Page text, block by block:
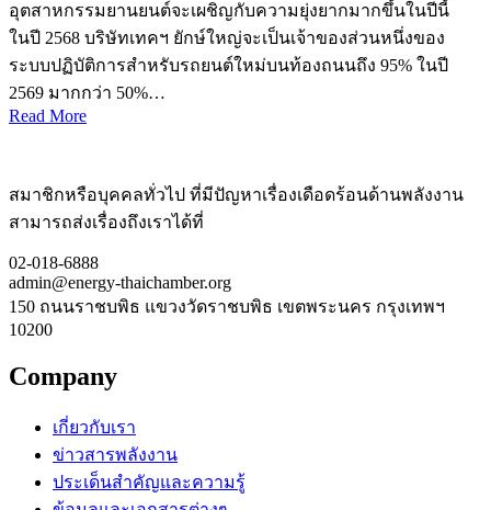
อุตสาหกรรมยานยนต์จะเผชิญกับความยุ่งยากมากขึ้นในปีนี้
ในปี 2568 บริษัทเทคฯ ยักษ์ใหญ่จะเป็นเจ้าของส่วนหนึ่งของ
ระบบปฏิบัติการสำหรับรถยนต์ใหม่บนท้องถนนถึง 95% ในปี
2569 มากกว่า 50%…
Read More
สมาชิกหรือบุคคลทั่วไป ที่มีปัญหาเรื่องเดือดร้อนด้านพลังงาน
สามารถส่งเรื่องถึงเราได้ที่
02-018-6888
admin@energy-thaichamber.org
150 ถนนราชบพิธ แขวงวัดราชบพิธ เขตพระนคร กรุงเทพฯ
10200
Company
เกี่ยวกับเรา
ข่าวสารพลังงาน
ประเด็นสำคัญและความรู้